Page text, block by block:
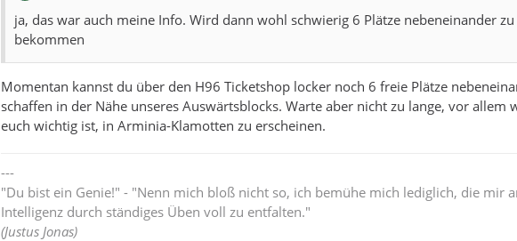
ja, das war auch meine Info. Wird dann wohl schwierig 6 Plätze nebeneinander zu
bekommen
Momentan kannst du über den H96 Ticketshop locker noch 6 freie Plätze
schaffen in der Nähe unseres Auswärtsblocks. Warte aber nicht zu lange, vor allem
euch wichtig ist, in Arminia-Klamotten zu erscheinen.
---
"Du bist ein Genie!" - "Nenn mich bloß nicht so, ich bemühe mich lediglich, die mir
Intelligenz durch ständiges Üben voll zu entfalten."
(Justus Jonas)